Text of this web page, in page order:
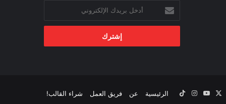
بريدك
الإلكتروني
الرئيسية عن فريق العمل شراء القالب! ‫YouTubeانستقرام‫TikTok